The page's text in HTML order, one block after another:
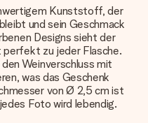
Kunststoff, der
und sein Geschmack
Designs sieht der
perfekt zu jeder Flasche.
Weinverschluss mit
was das Geschenk
von Ø 2,5 cm ist
Foto wird lebendig.